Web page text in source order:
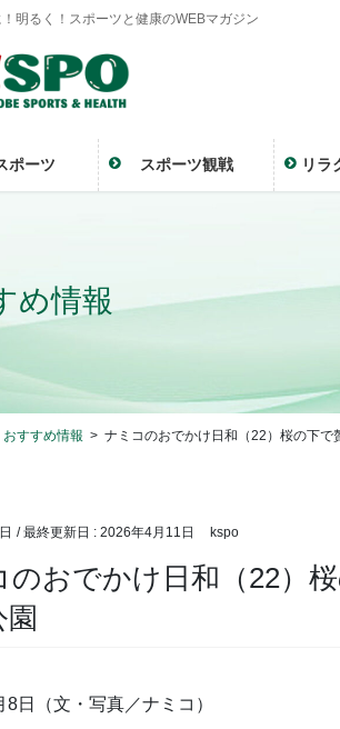
明るく！スポーツと健康のWEBマガジン
ポーツ スポーツ観戦 リラ
め情報
おすすめ情報 ナミコのおでかけ日和（22）桜の下
/ 最終更新日 : 2026年4月11日 kspo
のおでかけ日和（22）
8日（文・写真／ナミコ ）